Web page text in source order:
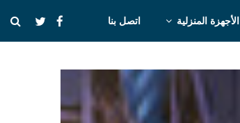
الأجهزة المنزلية اتصل بنا